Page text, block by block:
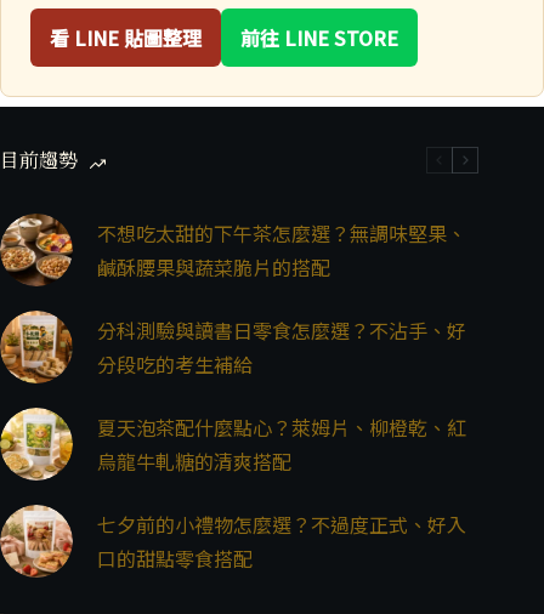
看 LINE 貼圖整理 前往 LINE STORE
目前趨勢
不想吃太甜的下午茶怎麼選？無調味堅果、
鹹酥腰果與蔬菜脆片的搭配
分科測驗與讀書日零食怎麼選？不沾手、好
分段吃的考生補給
夏天泡茶配什麼點心？萊姆片、柳橙乾、紅
烏龍牛軋糖的清爽搭配
七夕前的小禮物怎麼選？不過度正式、好入
口的甜點零食搭配